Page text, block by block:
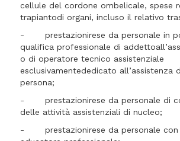
cellule del cordone ombelicale, spese
trapiantodi organi, incluso il relativo
- prestazionirese da personale in
qualifica professionale di
o di operatore tecnico assistenziale
esclusivamentededicato all’assistenza
persona;
- prestazionirese da personale di
delle attività assistenziali di nucleo;
- prestazionirese da personale con